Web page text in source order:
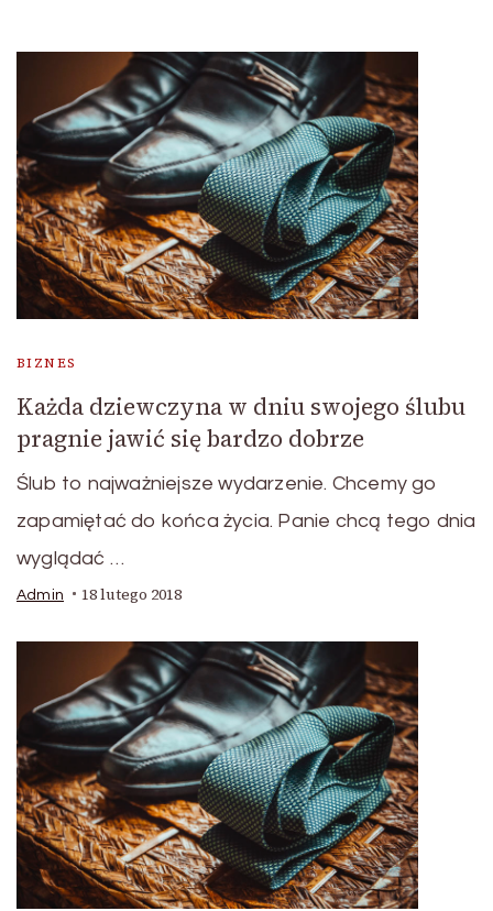
BIZNES
Każda dziewczyna w dniu swojego ślubu
pragnie jawić się bardzo dobrze
Ślub to najważniejsze wydarzenie. Chcemy go
zapamiętać do końca życia. Panie chcą tego dnia
wyglądać …
Admin 18 lutego 2018